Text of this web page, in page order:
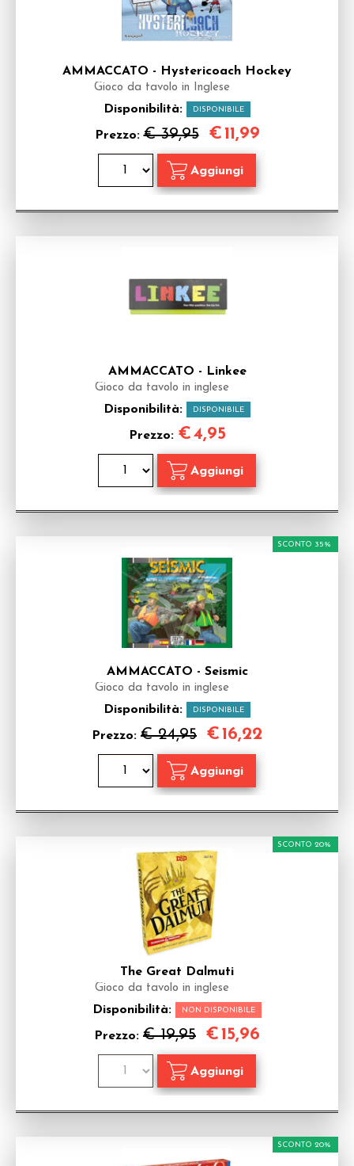
AMMACCATO - Hystericoach Hockey
Gioco da tavolo in Inglese
Disponibilità: DISPONIBILE
Prezzo:€ 39,95 €11,99
AMMACCATO - Linkee
Gioco da tavolo in inglese
Disponibilità: DISPONIBILE
Prezzo: €4,95
AMMACCATO - Seismic
Gioco da tavolo in inglese
Disponibilità: DISPONIBILE
Prezzo: € 24,95
SCONTO 35%
€16,22
The Great Dalmuti
Gioco da tavolo in inglese
Disponibilità: NON DISPONIBILE
Prezzo: € 19,95
SCONTO 20%
€15,96
SCONTO 20%